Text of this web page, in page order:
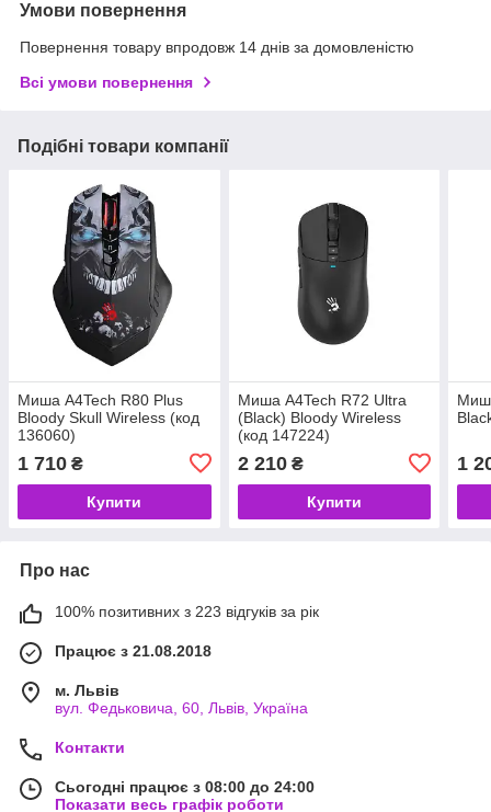
Умови повернення
Повернення товару впродовж 14 днів за домовленістю
Всі умови повернення
Подібні товари компанії
Миша A4Tech R80 Plus
Bloody Skull Wireless (код
136060)
1 710 ₴
Купити
Миша A4Tech R72 Ultra
(Black) Bloody Wireless
(код 147224)
2 210₴
Купити
1
Про нас
100% позитивних з 223 відгуків за рік
Працює з 21.08.2018
м. Львів
вул. Федьковича, 60, Львів, Україна
Контакти
Сьогодні працює з 08:00 до 24:00
Показати весь графік роботи